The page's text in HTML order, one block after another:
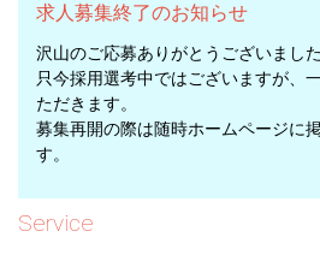
求人募集終了のお知らせ
沢山のご応募ありがとうございました
只今採用選考中ではございますが、
ただきます。
募集再開の際は随時ホームページに
す。
Service